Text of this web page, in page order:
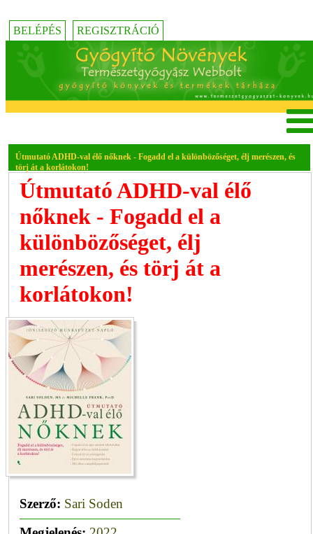
BELÉPÉS REGISZTRÁCIÓ
Útmutató ADHD-val élő nőknek - Fogadd el a különbözőséget, élj merészen, és
törj át a korlátokon!
Útmutató ADHD-val élő
nőknek - Fogadd el a
különbözőséget, élj
merészen, és törj át a
korlátokon!
Szerző: Sari Soden